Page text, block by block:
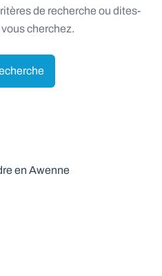
de recherche ou dites-
cherchez.
en Awenne